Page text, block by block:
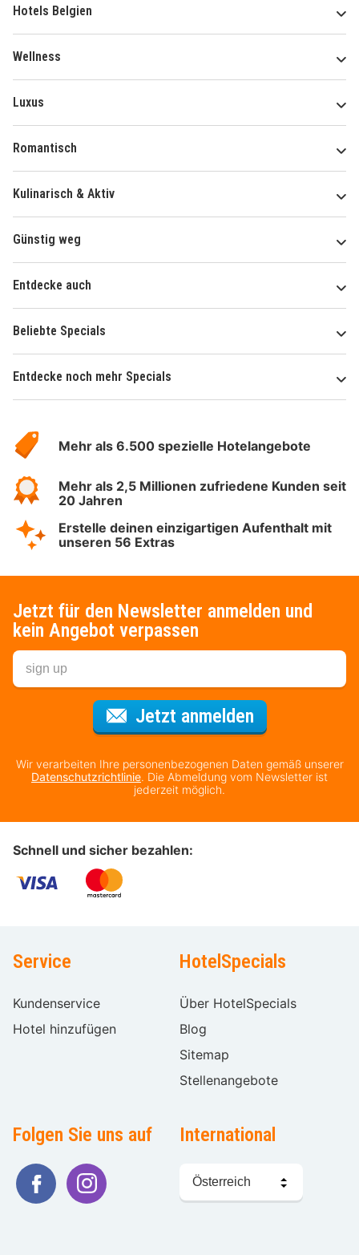
Hotels Belgien
Wellness
Luxus
Romantisch
Kulinarisch & Aktiv
Günstig weg
Entdecke auch
Beliebte Specials
Entdecke noch mehr Specials
Hotelspecials
Mehr als 6.500 spezielle Hotelangebote
Mehr als 2,5 Millionen zufriedene Kunden seit
20 Jahren
Erstelle deinen einzigartigen Aufenthalt mit
unseren 56 Extras
Jetzt für den Newsletter anmelden und
kein Angebot verpassen
Jetzt anmeldenFür den
Wir verarbeiten Ihre personenbezogenen Daten gemäß unserer
Datenschutzrichtlinie. Die Abmeldung vom Newsletter ist
jederzeit möglich.
Schnell und sicher bezahlen:
Service
Kundenservice
Hotel hinzufügen
HotelSpecials
Über HotelSpecials
Blog
Sitemap
Stellenangebote
Folgen Sie uns auf International
Sprache
wählen